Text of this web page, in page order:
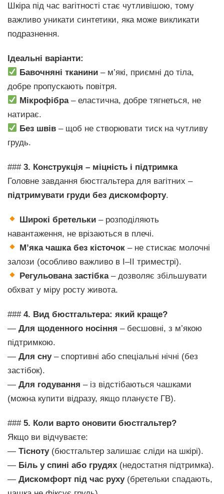
Шкіра під час вагітності стає чутливішою, тому
важливо уникати синтетики, яка може викликати
подразнення.
Ідеальні варіанти:
Бавочняні тканини – м’які, приємні до тіла,
добре пропускають повітря.
Мікрофібра– еластична, добре тягнеться, не
натирає.
Без швів – щоб не створювати тиск на чутливу
грудь.
### 3. Конструкція – міцність і підтримка
Головне завдання бюстгальтера для вагітних –
підтримувати груди без дискомфорту.
Широкі бретельки – розподіляють
навантаження, не врізаються в плечі.
М’яка чашка без кісточок – не стискає молочні
залози (особливо важливо в I–II триместрі).
Регульована застібка– дозволяє збільшувати
обхват у міру росту живота.
### 4. Вид бюстгальтера: який краще?
— Для щоденного носіння – бесшовні, з м’якою
підтримкою.
— Для сну– спортивні або спеціальні нічні (без
застібок).
— Для годування – із відстібаються чашками
(можна купити відразу, якщо плануєте ГВ).
### 5. Коли варто оновити бюстгальтер?
Якщо ви відчуваєте:
— Тісноту(бюстгальтер залишає сліди на шкірі).
— Біль у спині або грудях (недостатня підтримка).
— Дискомфорт під час руху(бретельки спадають,